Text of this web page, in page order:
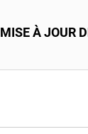
MISE À JOUR